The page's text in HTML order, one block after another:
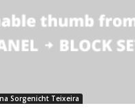
Sorgenicht Teixeira